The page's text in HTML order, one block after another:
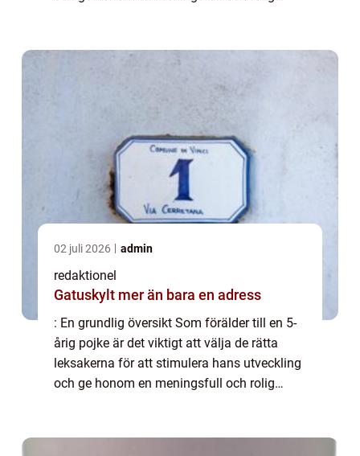
02 juli 2026 admin
redaktionel
Gatuskylt mer än bara en adress
: En grundlig översikt Som förälder till en 5-
årig pojke är det viktigt att välja de rätta
leksakerna för att stimulera hans utveckling
och ge honom en meningsfull och rolig